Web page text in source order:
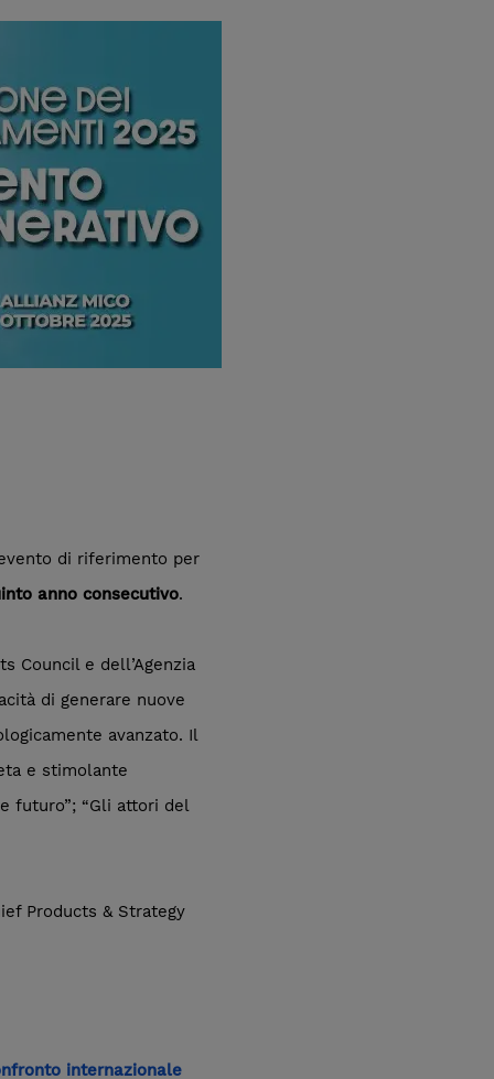
di riferimento per
anno consecutivo.
Council e dell’Agenzia
di generare nuove
avanzato. Il
e stimolante
futuro”; “Gli attori del
Products & Strategy
internazionale